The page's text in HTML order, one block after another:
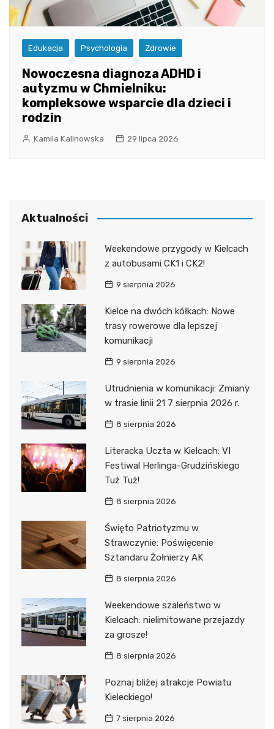
Edukacja Psychologia Zdrowie
Nowoczesna diagnoza ADHD i
autyzmu w Chmielniku:
kompleksowe wsparcie dla dzieci i
rodzin
Kamila Kalinowska 29 lipca 2026
Aktualności
Weekendowe przygody w Kielcach
z autobusami CK1 i CK2!
9 sierpnia 2026
Kielce na dwóch kółkach: Nowe
trasy rowerowe dla lepszej
komunikacji
9 sierpnia 2026
Utrudnienia w komunikacji: Zmiany
w trasie linii 21 7 sierpnia 2026 r.
8 sierpnia 2026
Literacka Uczta w Kielcach: VI
Festiwal Herlinga-Grudzińskiego
Tuż Tuż!
8 sierpnia 2026
Święto Patriotyzmu w
Strawczynie: Poświęcenie
Sztandaru Żołnierzy AK
8 sierpnia 2026
Weekendowe szaleństwo w
Kielcach: nielimitowane przejazdy
za grosze!
8 sierpnia 2026
Poznaj bliżej atrakcje Powiatu
Kieleckiego!
7 sierpnia 2026